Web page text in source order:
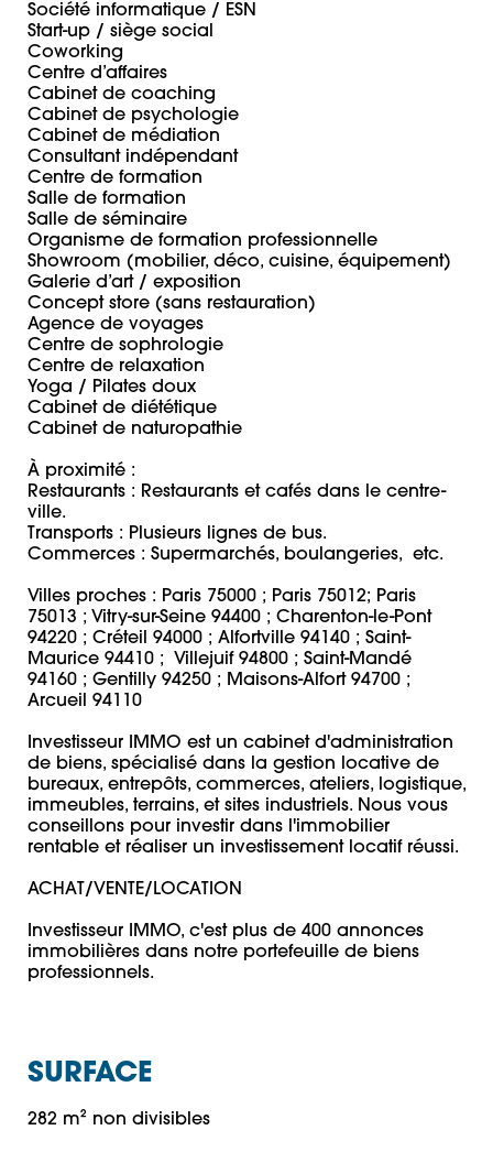
Société informatique / ESN
Start-up / siège social
Coworking
Centre d’affaires
Cabinet de coaching
Cabinet de psychologie
Cabinet de médiation
Consultant indépendant
Centre de formation
Salle de formation
Salle de séminaire
Organisme de formation professionnelle
Showroom (mobilier, déco, cuisine, équipement)
Galerie d’art / exposition
Concept store (sans restauration)
Agence de voyages
Centre de sophrologie
Centre de relaxation
Yoga / Pilates doux
Cabinet de diététique
Cabinet de naturopathie
À proximité :
Restaurants : Restaurants et cafés dans le centre-
ville.
Transports : Plusieurs lignes de bus.
Commerces : Supermarchés, boulangeries,  etc.
Villes proches : Paris 75000 ; Paris 75012; Paris
75013 ; Vitry-sur-Seine 94400 ; Charenton-le-Pont
94220 ; Créteil 94000 ; Alfortville 94140 ; Saint-
Maurice 94410 ;  Villejuif 94800 ; Saint-Mandé
94160 ; Gentilly 94250 ; Maisons-Alfort 94700 ;
Arcueil 94110
Investisseur IMMO est un cabinet d'administration
de biens, spécialisé dans la gestion locative de
bureaux, entrepôts, commerces, ateliers, logistique,
immeubles, terrains, et sites industriels. Nous vous
conseillons pour investir dans l'immobilier
rentable et réaliser un investissement locatif réussi.
ACHAT/VENTE/LOCATION
Investisseur IMMO, c'est plus de 400 annonces
immobilières dans notre portefeuille de biens
professionnels.
SURFACE
282 m² non divisibles